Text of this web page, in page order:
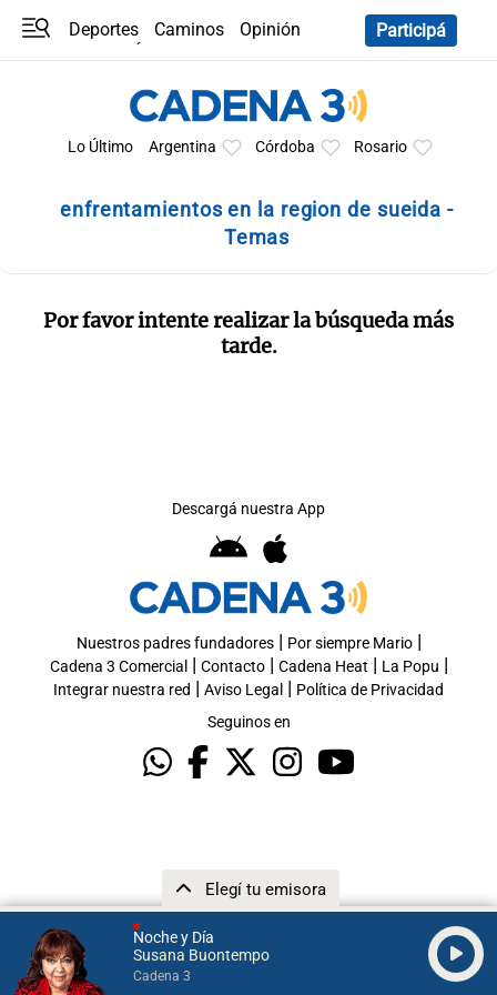
Noche y Día
Susana Buontempo
Cadena 3
Elegí tu emisora
Deportes Caminos
Opinión
Participá
Lo Último Argentina Córdoba Rosario
enfrentamientos en la region de sueida -
Temas
Por favor intente realizar la búsqueda más
tarde.
Descargá nuestra App
Nuestros padres fundadores| Por siempre Mario|
Cadena 3 Comercial | Contacto| Cadena Heat | La Popu |
Integrar nuestra red | Aviso Legal | Política de Privacidad
Seguinos en